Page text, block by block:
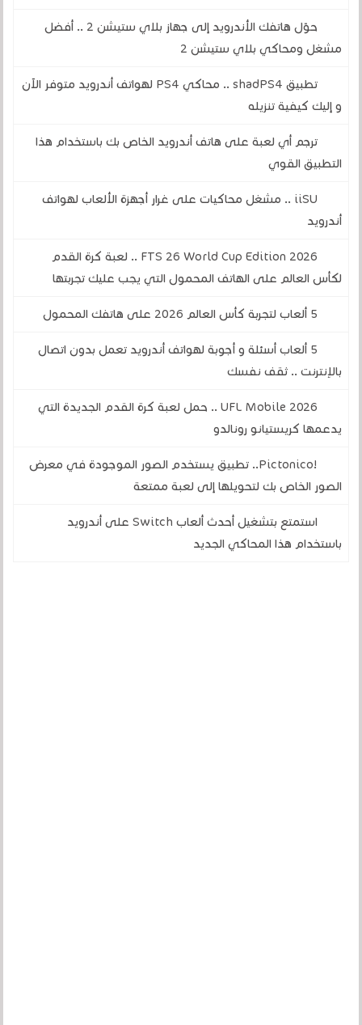
حوّل هاتفك الأندرويد إلى جهاز بلاي ستيشن 2 .. أفضل
مشغل ومحاكي بلاي ستيشن 2
تطبيق shadPS4 .. محاكي PS4 لهواتف أندرويد متوفر الآن
و إليك كيفية تنزيله
ترجم أي لعبة على هاتف أندرويد الخاص بك باستخدام هذا
التطبيق القوي
iiSU .. مشغل محاكيات على غرار أجهزة الألعاب لهواتف
أندرويد
FTS 26 World Cup Edition 2026 .. لعبة كرة القدم
لكأس العالم على الهاتف المحمول التي يجب عليك تجربتها
5 ألعاب لتجربة كأس العالم 2026 على هاتفك المحمول
5 ألعاب أسئلة و أجوبة لهواتف أندرويد تعمل بدون اتصال
بالإنترنت .. ثقف نفسك
UFL Mobile 2026 .. حمل لعبة كرة القدم الجديدة التي
يدعمها كريستيانو رونالدو
!Pictonico.. تطبيق يستخدم الصور الموجودة في معرض
الصور الخاص بك لتحويلها إلى لعبة ممتعة
استمتع بتشغيل أحدث ألعاب Switch على أندرويد
باستخدام هذا المحاكي الجديد